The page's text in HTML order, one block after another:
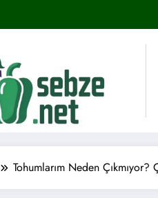
Tohumlarım Neden